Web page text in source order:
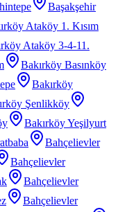
Başakşehir
Ataköy 1. Kısım
Ataköy 3-4-11.
Bakırköy Basınköy
Bakırköy
Şenlikköy
Bakırköy Yeşilyurt
Bahçelievler
Bahçelievler
Bahçelievler
Bahçelievler